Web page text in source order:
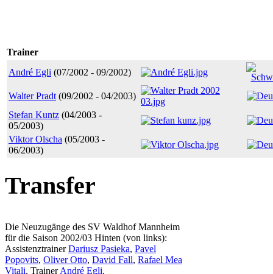
Trainer
André Egli (07/2002 - 09/2002)
Walter Pradt (09/2002 - 04/2003)
Stefan Kuntz (04/2003 -
05/2003)
Viktor Olscha (05/2003 -
06/2003)
Transfer
Die Neuzugänge des SV Waldhof Mannheim
für die Saison 2002/03 Hinten (von links):
AssistenztrainerDariusz Pasieka, Pavel
Popovits, Oliver Otto, David Fall, Rafael Mea
Vitali, TrainerAndré Egli.